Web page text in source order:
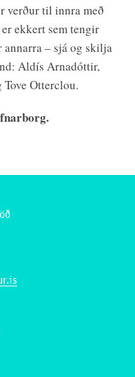
verður til innra með
ekkert sem tengir
– sjá og skilja
Aldís Arnadóttir,
Otterclou.